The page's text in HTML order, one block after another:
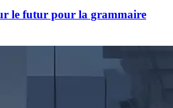
le futur pour la grammaire